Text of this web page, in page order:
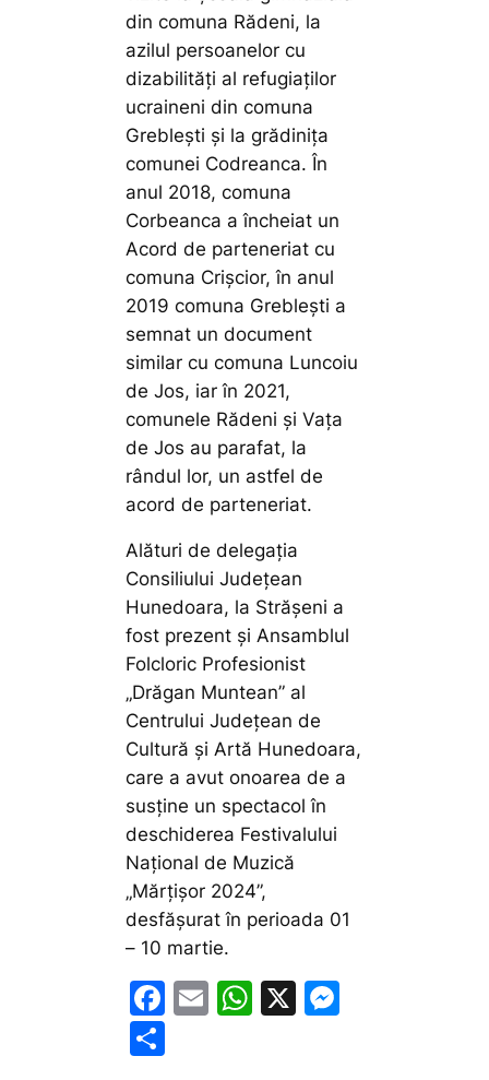
din comuna Rădeni, la
azilul persoanelor cu
dizabilități al refugiaților
ucraineni din comuna
Greblești și la grădinița
comunei Codreanca. În
anul 2018, comuna
Corbeanca a încheiat un
Acord de parteneriat cu
comuna Crișcior, în anul
2019 comuna Greblești a
semnat un document
similar cu comuna Luncoiu
de Jos, iar în 2021,
comunele Rădeni și Vața
de Jos au parafat, la
rândul lor, un astfel de
acord de parteneriat.
Alături de delegația
Consiliului Județean
Hunedoara, la Strășeni a
fost prezent și Ansamblul
Folcloric Profesionist
„Drăgan Muntean” al
Centrului Județean de
Cultură și Artă Hunedoara,
care a avut onoarea de a
susține un spectacol în
deschiderea Festivalului
Național de Muzică
„Mărțișor 2024”,
desfășurat în perioada 01
– 10 martie.
F
E
W X